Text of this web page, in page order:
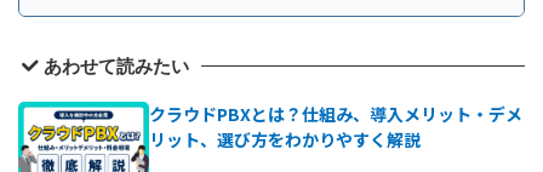
代表者 代表取締役社長 明田 篤
設立年月日
あわせて読みたい
クラウドPBXとは？仕組み、導入メリット・デメ
リット、選び方をわかりやすく解説